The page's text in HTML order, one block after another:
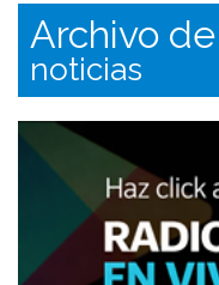
Archivo de
noticias